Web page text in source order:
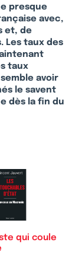
presque
avec,
et, de
Les taux des
taux
avoir
le savent
dès la fin du
qui coule